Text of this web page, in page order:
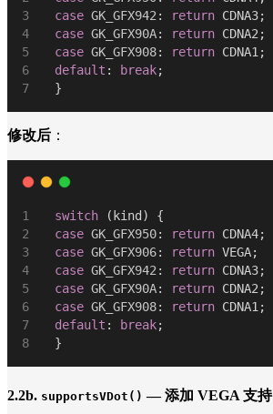
case GK_GFX942: return CDNA3;
case GK_GFX90A: return CDNA2;
case GK_GFX908: return CDNA1;
default : break;
  }
修改后 ：
switch (kind) {
case GK_GFX950: return CDNA4;
case GK_GFX906: return VEGA;
case GK_GFX942: return CDNA3;
case GK_GFX90A: return CDNA2;
case GK_GFX908: return CDNA1;
default : break;
  }
2.2b. supportsVDot() — 添加 VEGA 支持